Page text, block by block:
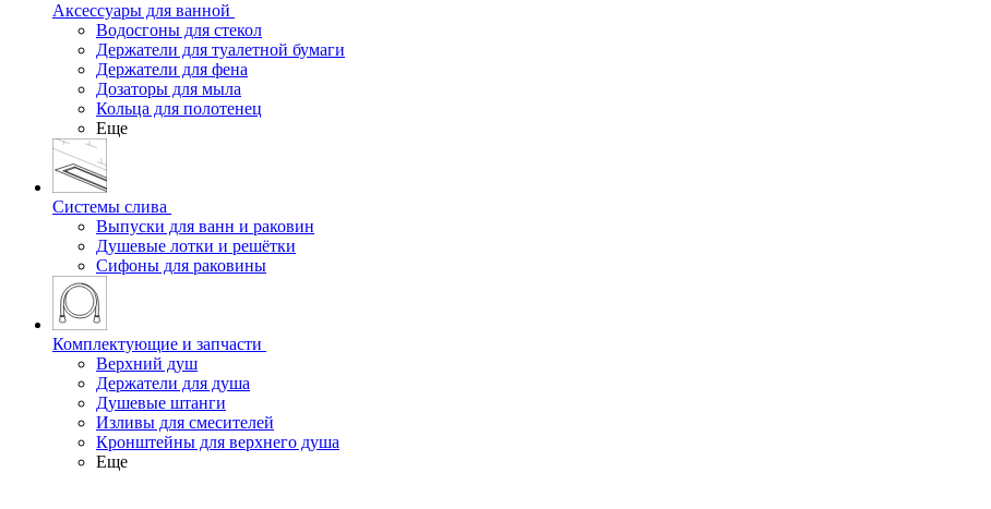
Аксессуары для ванной
Водосгоны для стекол
Держатели для туалетной бумаги
Держатели для фена
Дозаторы для мыла
Кольца для полотенец
Еще
Системы слива
Выпуски для ванн и раковин
Душевые лотки и решётки
Сифоны для раковины
Комплектующие и запчасти
Верхний душ
Держатели для душа
Душевые штанги
Изливы для смесителей
Кронштейны для верхнего душа
Еще